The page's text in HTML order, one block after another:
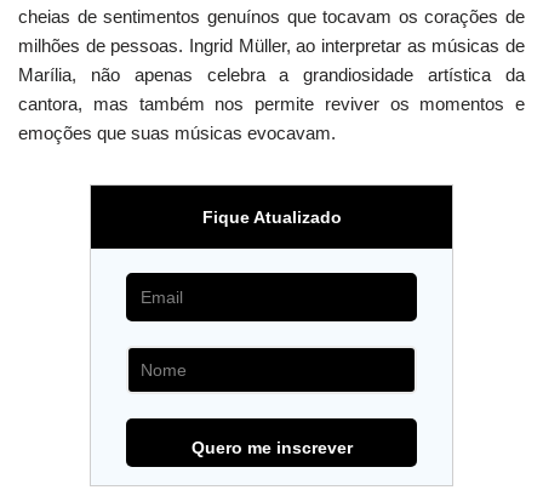
cheias de sentimentos genuínos que tocavam os corações de
milhões de pessoas. Ingrid Müller, ao interpretar as músicas de
Marília, não apenas celebra a grandiosidade artística da
cantora, mas também nos permite reviver os momentos e
emoções que suas músicas evocavam.
Fique Atualizado